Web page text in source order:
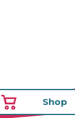
Shop